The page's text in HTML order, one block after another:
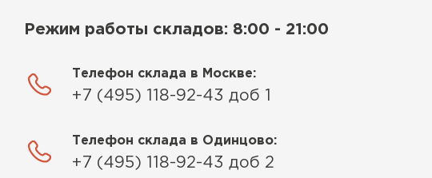
Режим работы складов: 8:00 - 21:00
Телефон склада в Москве:
+7 (495) 118-92-43 доб 1
Телефон склада в Одинцово:
+7 (495) 118-92-43 доб 2